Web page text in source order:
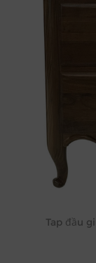
Tap đầu